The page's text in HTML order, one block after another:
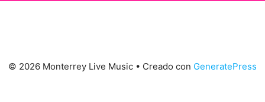
© 2026 Monterrey Live Music • Creado con GeneratePress